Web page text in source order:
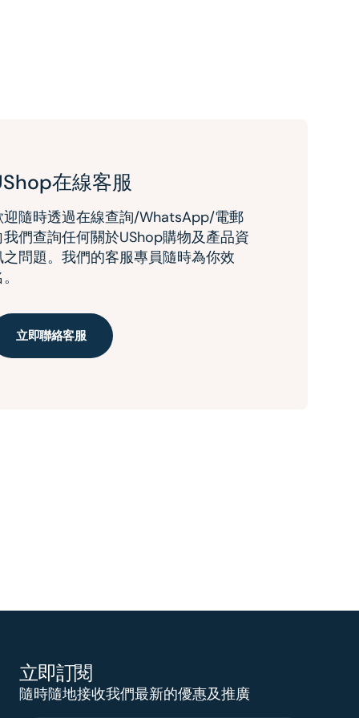
在線客服
迎隨時透過在線查詢/WhatsApp/電郵
我們查詢任何關於UShop購物及產品資
之問題。我們的客服專員隨時為你效
立即聯絡客服
立即訂閱
隨時隨地接收我們最新的優惠及推廣